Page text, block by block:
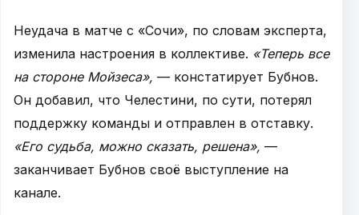
Неудача в матче с «Сочи», по словам эксперта,
изменила настроения в коллективе. «Теперь все
на стороне Мойзеса», — констатирует Бубнов.
Он добавил, что Челестини, по сути, потерял
поддержку команды и отправлен в отставку.
«Его судьба, можно сказать, решена», —
заканчивает Бубнов своё выступление на
канале.